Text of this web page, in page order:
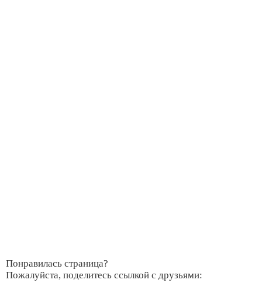
Понравилась страница?
Пожалуйста, поделитесь ссылкой с друзьями: